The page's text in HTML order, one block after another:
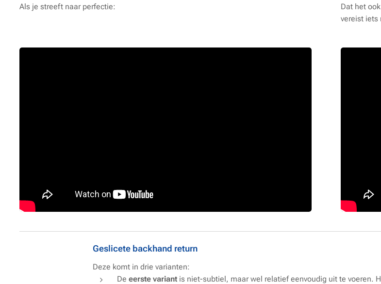
Als je streeft naar perfectie:
Dat het
vereist iets
Geslicete backhand return
Deze komt in drie varianten:
De eerste variant is niet-subtiel, maar wel relatief eenvoudig uit te voeren.